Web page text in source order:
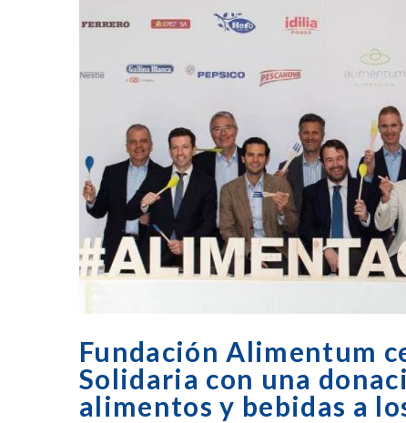
Fundación Alimentum
Solidaria con una
alimentos y bebidas a